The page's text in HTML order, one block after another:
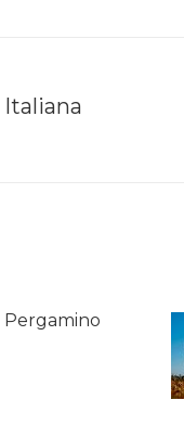
Italiana
Pergamino